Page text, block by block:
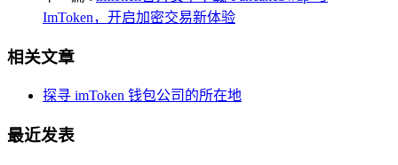
ImToken，开启加密交易新体验
相关文章
探寻 imToken 钱包公司的所在地
最近发表